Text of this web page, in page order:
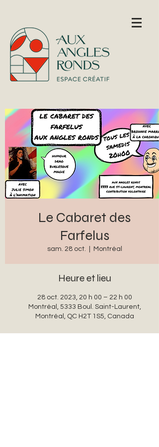
Le Cabaret des
Farfelus
sam. 28 oct. Montréal
Heure et lieu
28 oct. 2023, 20 h 00 – 22 h 00
Montréal, 5333 Boul. Saint-Laurent,
Montréal, QC H2T 1S5, Canada